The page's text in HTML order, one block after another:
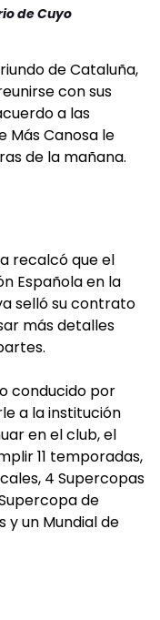
de Cuyo
de Cataluña,
con sus
a las
Más Canosa le
de la mañana.
recalcó que el
Española en la
selló su contrato
más detalles
conducido por
a la institución
en el club, el
11 temporadas,
4 Supercopas
de
y un Mundial de